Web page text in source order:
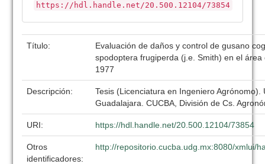
https://hdl.handle.net/20.500.12104/73854
Título:
Evaluación de daños y control de gusano
spodoptera frugiperda (j.e. Smith) en el
1977
Descripción:
Tesis (Licenciatura en Ingeniero Agrónomo).
Guadalajara. CUCBA, División de Cs.
URI: https://hdl.handle.net/20.500.12104/73854
Otros
identificadores:
http://repositorio.cucba.udg.mx:8080/xmlui/